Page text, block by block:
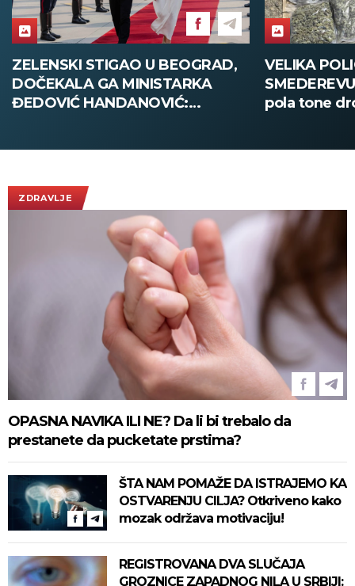
ZELENSKI STIGAO U BEOGRAD,
DOČEKALA GA MINISTARKA
ĐEDOVIĆ HANDANOVIĆ:
VELIKA
pola tone
ZDRAVLJE
OPASNA NAVIKA ILI NE? Da li bi trebalo da
prestanete da pucketate prstima?
ŠTA NAM POMAŽE DA ISTRAJEMO KA
OSTVARENJU CILJA? Otkriveno kako
mozak održava motivaciju!
REGISTROVANA DVA SLUČAJA
GROZNICE ZAPADNOG NILA U SRBIJI: